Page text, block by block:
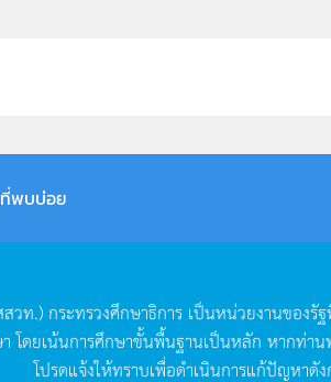
พบบ่อย
วท.) กระทรวงศึกษาธิการ เป็นหน่วยงานของรัฐ
โดยเน้นการศึกษาขั้นพื้นฐานเป็นหลัก หากท่าน
โปรดแจ้งให้ทราบเพื่อดำเนินการแก้ปัญหาดัง